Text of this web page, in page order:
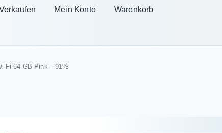
Mein Konto Warenkorb
Fi 64 GB Pink – 91%